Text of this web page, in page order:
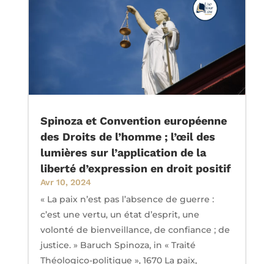
Spinoza et Convention européenne
des Droits de l’homme ; l’œil des
lumières sur l’application de la
liberté d’expression en droit positif
Avr 10, 2024
« La paix n’est pas l’absence de guerre :
c’est une vertu, un état d’esprit, une
volonté de bienveillance, de confiance ; de
justice. » Baruch Spinoza, in « Traité
Théologico-politique », 1670 La paix,